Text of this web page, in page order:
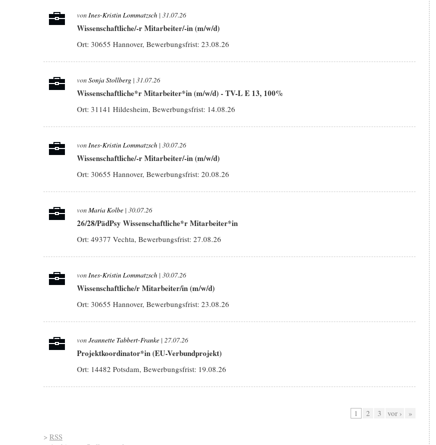
von Ines-Kristin Lommatzsch | 31.07.26
Wissenschaftliche/-r Mitarbeiter/-in (m/w/d)
Ort: 30655 Hannover, Bewerbungsfrist: 23.08.26
vonSonja Stollberg | 31.07.26
Wissenschaftliche*r Mitarbeiter*in (m/w/d) - TV-L E 13, 100%
Ort: 31141 Hildesheim, Bewerbungsfrist: 14.08.26
von Ines-Kristin Lommatzsch | 30.07.26
Wissenschaftliche/-r Mitarbeiter/-in (m/w/d)
Ort: 30655 Hannover, Bewerbungsfrist: 20.08.26
von Maria Kolbe | 30.07.26
26/28/PädPsy Wissenschaftliche*r Mitarbeiter*in
Ort: 49377 Vechta, Bewerbungsfrist: 27.08.26
von Ines-Kristin Lommatzsch | 30.07.26
Wissenschaftliche/r Mitarbeiter/in (m/w/d)
Ort: 30655 Hannover, Bewerbungsfrist: 23.08.26
vonJeannette Tabbert-Franke | 27.07.26
Projektkoordinator*in (EU-Verbundprojekt)
Ort: 14482 Potsdam, Bewerbungsfrist: 19.08.26
1 2 3 vor › »
> RSS